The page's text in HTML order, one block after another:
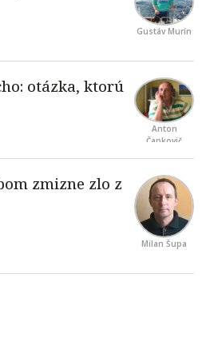
Gustáv Murín
Anton
Čapkovič
Milan Šupa